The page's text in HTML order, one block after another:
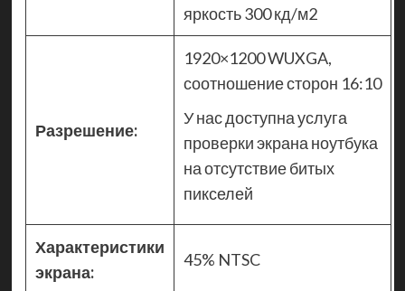
яркость 300 кд/м2
Разрешение:
1920×1200 WUXGA,
соотношение сторон 16:10
У нас доступна услуга
проверки экрана ноутбука
на отсутствие битых
пикселей
Характеристики
экрана:
45% NTSC